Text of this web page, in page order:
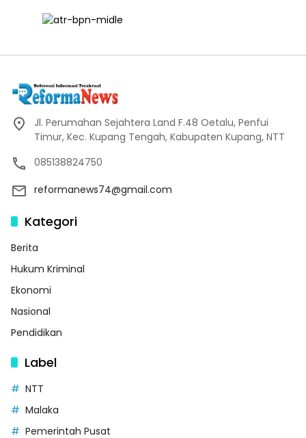
Jl. Perumahan Sejahtera Land F.48 Oetalu, Penfui
Timur, Kec. Kupang Tengah, Kabupaten Kupang, NTT
085138824750
reformanews74@gmail.com
Kategori
Berita
Hukum Kriminal
Ekonomi
Nasional
Pendidikan
Label
NTT
Malaka
Pemerintah Pusat